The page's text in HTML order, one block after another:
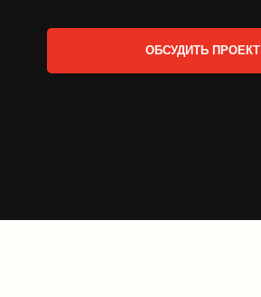
ОБСУДИТЬ ПРОЕКТ